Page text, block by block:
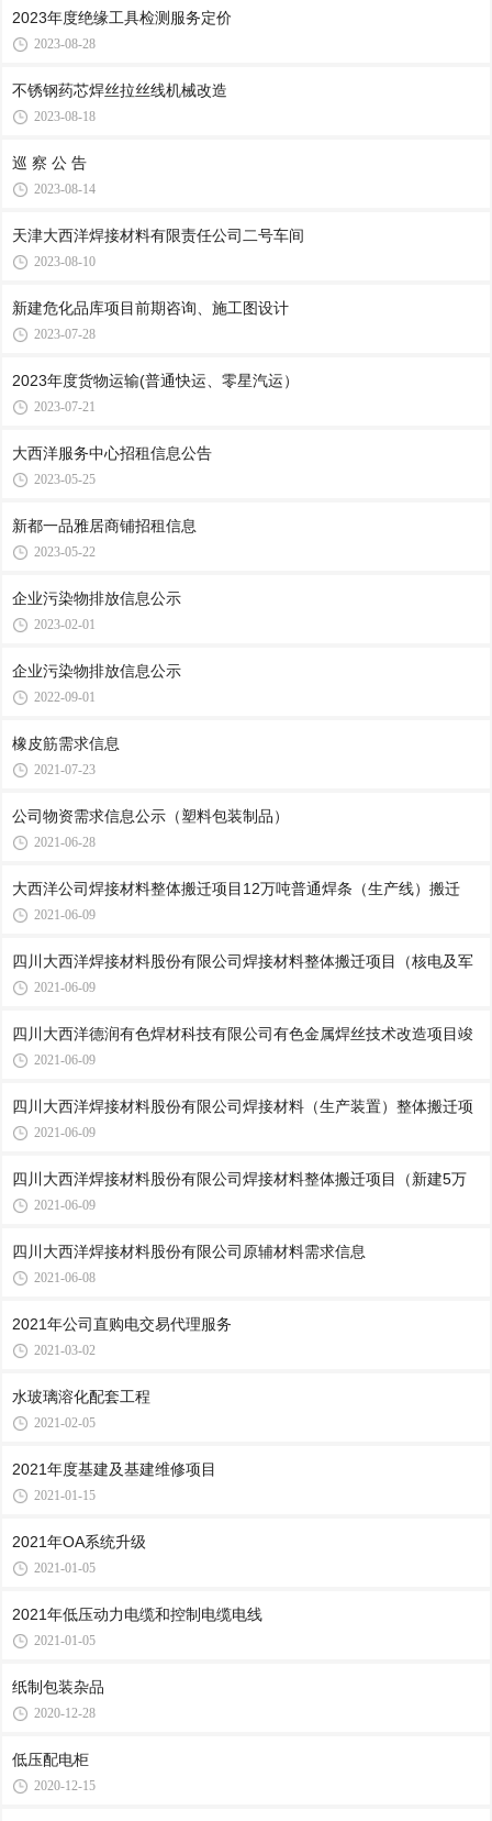
2023年度绝缘工具检测服务定价
2023-08-28
不锈钢药芯焊丝拉丝线机械改造
2023-08-18
巡 察 公 告
2023-08-14
天津大西洋焊接材料有限责任公司二号车间
2023-08-10
新建危化品库项目前期咨询、施工图设计
2023-07-28
2023年度货物运输(普通快运、零星汽运）
2023-07-21
大西洋服务中心招租信息公告
2023-05-25
新都一品雅居商铺招租信息
2023-05-22
企业污染物排放信息公示
2023-02-01
企业污染物排放信息公示
2022-09-01
橡皮筋需求信息
2021-07-23
公司物资需求信息公示（塑料包装制品）
2021-06-28
大西洋公司焊接材料整体搬迁项目12万吨普通焊条（生产线）搬迁
2021-06-09
四川大西洋焊接材料股份有限公司焊接材料整体搬迁项目（核电及军
2021-06-09
四川大西洋德润有色焊材科技有限公司有色金属焊丝技术改造项目竣
2021-06-09
四川大西洋焊接材料股份有限公司焊接材料（生产装置）整体搬迁项
2021-06-09
四川大西洋焊接材料股份有限公司焊接材料整体搬迁项目（新建5万
2021-06-09
四川大西洋焊接材料股份有限公司原辅材料需求信息
2021-06-08
2021年公司直购电交易代理服务
2021-03-02
水玻璃溶化配套工程
2021-02-05
2021年度基建及基建维修项目
2021-01-15
2021年OA系统升级
2021-01-05
2021年低压动力电缆和控制电缆电线
2021-01-05
纸制包装杂品
2020-12-28
低压配电柜
2020-12-15